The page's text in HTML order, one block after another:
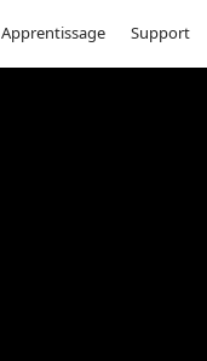
Apprentissage Support